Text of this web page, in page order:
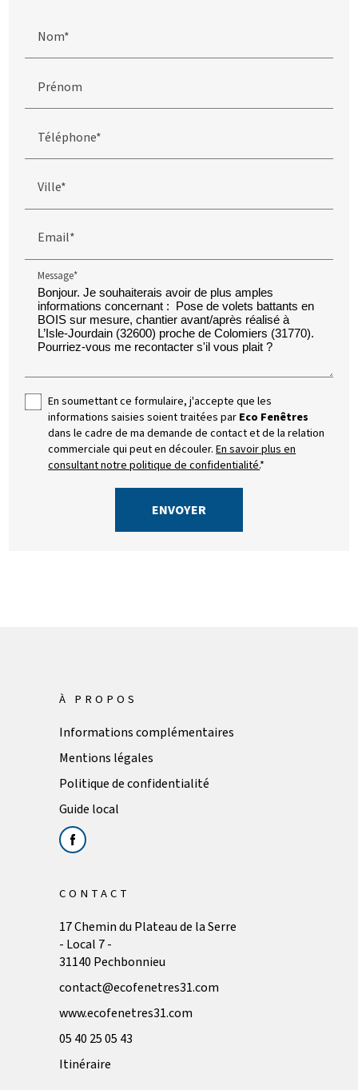
Nom*
Prénom
Téléphone*
Ville*
Email*
Message*
En soumettant ce formulaire, j'accepte que les
informations saisies soient traitées par Eco Fenêtres
dans le cadre de ma demande de contact et de la relation
commerciale qui peut en découler.En savoir plus en
consultant notre politique de confidentialité.*
À PROPOS
Informations complémentaires
Mentions légales
Politique de confidentialité
Guide local
CONTACT
17 Chemin du Plateau de la Serre
- Local 7 -
31140 Pechbonnieu
contact@ecofenetres31.com
www.ecofenetres31.com
05 40 25 05 43
Itinéraire